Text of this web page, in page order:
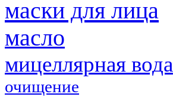
маски для лица
масло
мицеллярная вода
очищение